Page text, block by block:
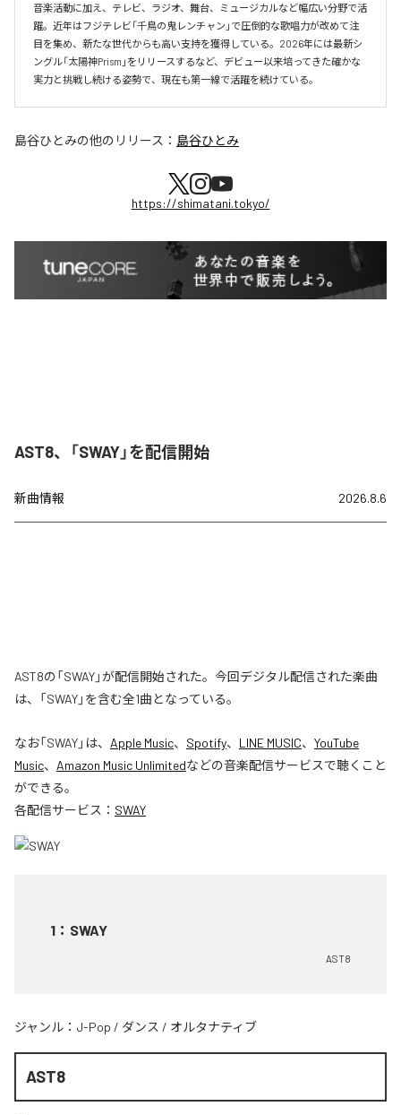
音楽活動に加え、テレビ、ラジオ、舞台、ミュージカルなど幅広い分野で活
躍。近年はフジテレビ「千鳥の鬼レンチャン」で圧倒的な歌唱力が改めて注
目を集め、新たな世代からも高い支持を獲得している。2026年には最新シ
ングル「太陽神Prism」をリリースするなど、デビュー以来培ってきた確かな
実力と挑戦し続ける姿勢で、現在も第一線で活躍を続けている。
島谷ひとみの他のリリース： 島谷ひとみ
https://shimatani.tokyo/
AST8、「SWAY」を配信開始
新曲情報 2026.8.6
AST8の「SWAY」が配信開始された。今回デジタル配信された楽曲
は、「SWAY」を含む全1曲となっている。
なお「SWAY」は、 Apple Music、 Spotify、 LINE MUSIC、 YouTube
Music、 Amazon Music Unlimitedなどの音楽配信サービスで聴くこと
ができる。
各配信サービス： SWAY
1 ： SWAY
AST8
ジャンル： J-Pop / ダンス / オルタナティブ
AST8